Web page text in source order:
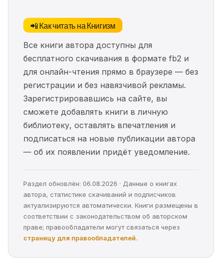
📲 Как читать на Книгизм
Все книги автора доступны для
бесплатного скачивания в формате fb2 и
для онлайн-чтения прямо в браузере — без
регистрации и без навязчивой рекламы.
Зарегистрировавшись на сайте, вы
сможете добавлять книги в личную
библиотеку, оставлять впечатления и
подписаться на новые публикации автора
— об их появлении придёт уведомление.
Раздел обновлён: 06.08.2026 · Данные о книгах
автора, статистике скачиваний и подписчиков
актуализируются автоматически. Книги размещены в
соответствии с законодательством об авторском
праве; правообладатели могут связаться через
страницу для правообладателей.